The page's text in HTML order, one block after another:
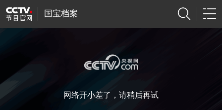
国宝档案
网络开小差了，请稍后再试